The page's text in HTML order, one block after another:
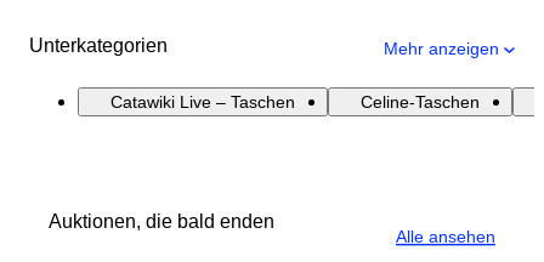
Unterkategorien Mehr anzeigen
Catawiki Live – Taschen Celine-Taschen
Auktionen, die bald enden
Alle ansehen